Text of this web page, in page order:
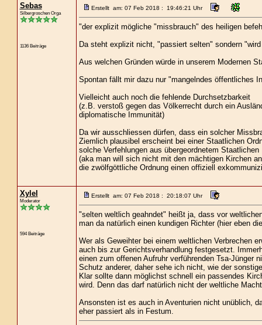
Sebas
Silbergroschen Orga
1136 Beiträge
Erstellt am: 07 Feb 2018 : 19:46:21 Uhr
"der explizit mögliche "missbrauch" des heiligen
Da steht explizit nicht, "passiert selten" sondern
Aus welchen Gründen würde in unserem Modernen
Spontan fällt mir dazu nur "mangelndes öffentliches
Vielleicht auch noch die fehlende Durchsetzbarkeit
(z.B. verstoß gegen das Völkerrecht durch ein
diplomatische Immunität)
Da wir ausschliessen dürfen, dass ein solcher
Ziemlich plausibel erscheint bei einer Staatlichen
solche Verfehlungen aus übergeordnetem
(aka man will sich nicht mit den mächtigen Kirchen
die zwölfgöttliche Ordnung einen offiziell
Xylel
Moderator
594 Beiträge
Erstellt am: 07 Feb 2018 : 20:18:07 Uhr
"selten weltlich geahndet" heißt ja, dass vor
man da natürlich einen kundigen Richter (hier eben
Wer als Geweihter bei einem weltlichen Verbrechen
auch bis zur Gerichtsverhandlung festgesetzt.
einen zum offenen Aufruhr verführenden Tsa-
Schutz anderer, daher sehe ich nicht, wie der
Klar sollte dann möglichst schnell ein passendes
wird. Denn das darf natürlich nicht der weltliche
Ansonsten ist es auch in Aventurien nicht unüblich,
eher passiert als in Festum.